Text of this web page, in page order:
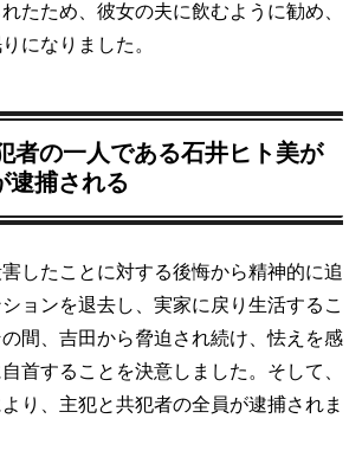
たため、彼女の夫に飲むように勧め、
になりました。
者の一人である石井ヒト美が
逮捕される
したことに対する後悔から精神的に追
ョンを退去し、実家に戻り生活するこ
間、吉田から脅迫され続け、怯えを感
首することを決意しました。そして、
り、主犯と共犯者の全員が逮捕されま